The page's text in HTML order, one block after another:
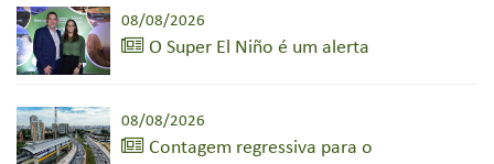
08/08/2026
O Super El Niño é um alerta
08/08/2026
Contagem regressiva para o